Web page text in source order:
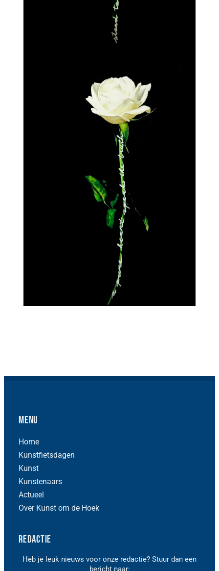
Menu
Home
Kunstfietsdagen
Kunst
Kunstenaars
Actueel
Over Kunst om de Hoek
Redactie
Heb je leuk nieuws voor onze redactie? Stuur dan een
bericht naar: